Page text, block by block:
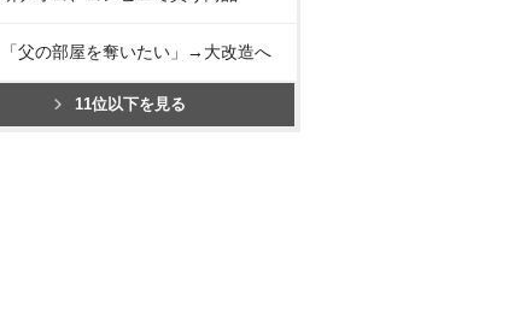
「父の部屋を奪いたい」→大改造へ
11位以下を見る